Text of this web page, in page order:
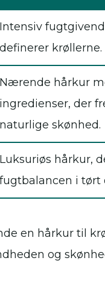
Intensiv
definerer krøllerne.
Nærende hårkur
ingredienser, der
naturlige skønhed.
Luksuriøs hårkur,
fugtbalancen i tørt
en hårkur til
og